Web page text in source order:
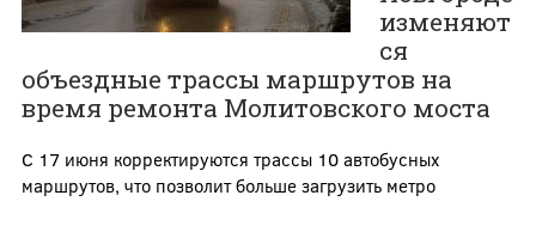
изменяют
ся
объездные трассы маршрутов на
время ремонта Молитовского моста
С 17 июня корректируются трассы 10 автобусных
маршрутов, что позволит больше загрузить метро